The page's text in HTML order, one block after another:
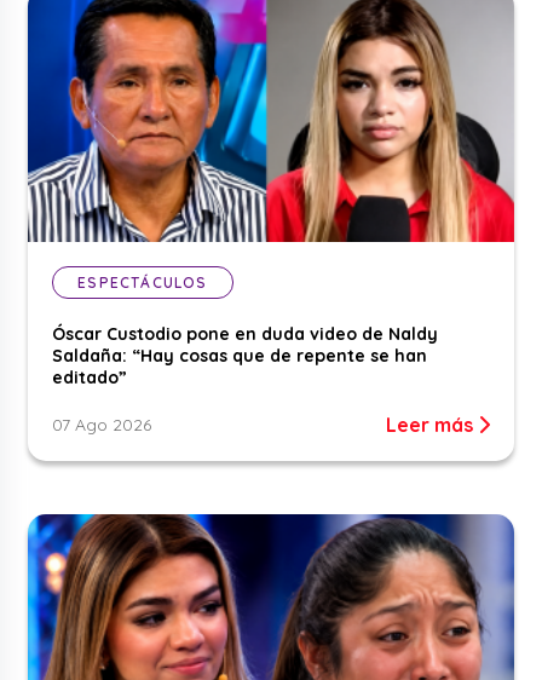
ESPECTÁCULOS
Óscar Custodio pone en duda video de Naldy
Saldaña: “Hay cosas que de repente se han
editado”
07 Ago 2026 Leer más